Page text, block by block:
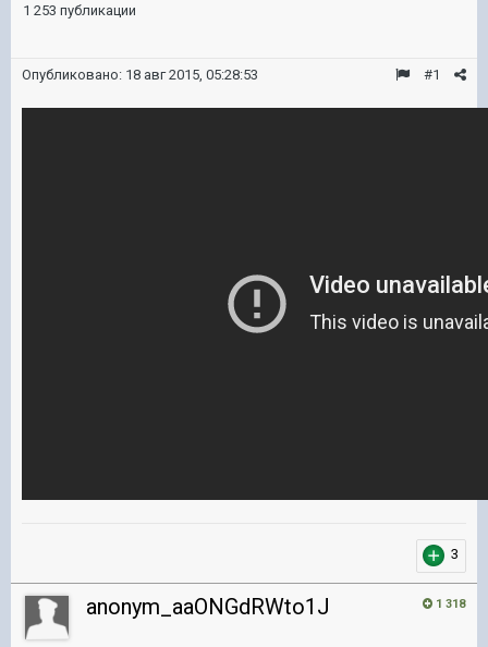
1 253 публикации
#1
Опубликовано: 18 авг 2015, 05:28:53
3
1 318
anonym_aaONGdRWto1J